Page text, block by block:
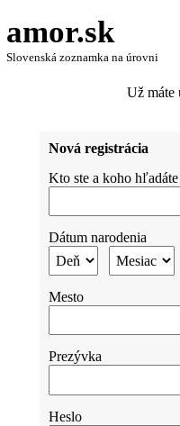
amor.sk
Slovenská zoznamka na úrovni
Už máte
Nová registrácia
Kto ste a koho hľadáte
Dátum narodenia
Mesto
Prezývka
Heslo